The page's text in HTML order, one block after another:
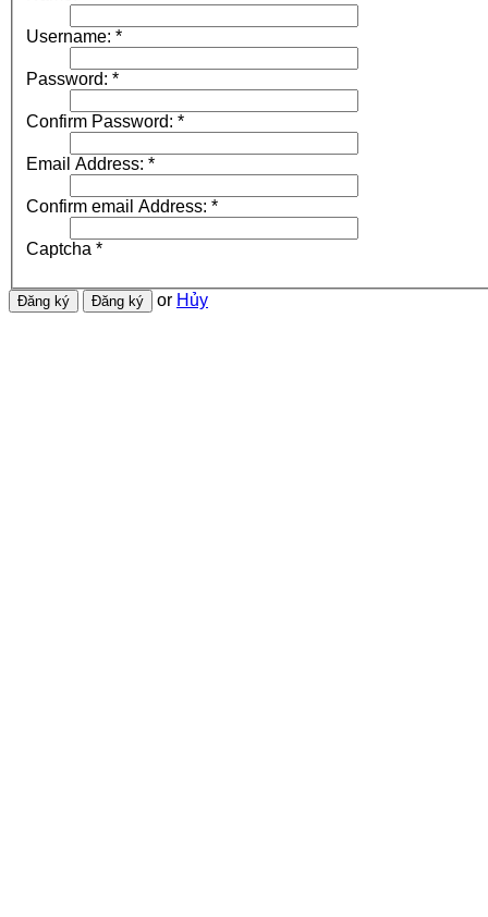
Username: *
Password: *
Confirm Password: *
Email Address: *
Confirm email Address: *
Captcha *
or Hủy